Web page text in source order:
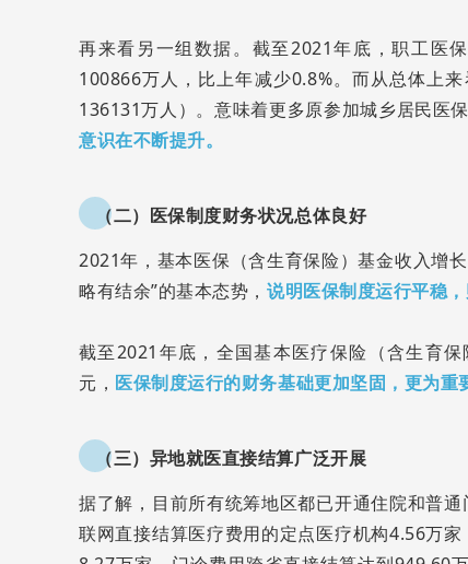
再来看另一组数据。截至2021年底，职工医
100866万人，比上年减少0.8%。而从总体上
136131万人）。意味着更多原参加城乡居民医
意识在不断提升。
（二）医保制度财务状况总体良好
2021年，基本医保（含生育保险）基金收入增
略有结余”的基本态势， 说明医保制度运行平稳
截至2021年底，全国基本医疗保险（含生育
元， 医保制度运行的财务基础更加坚固，更为重
（三）异地就医直接结算广泛开展
据了解，目前所有统筹地区都已开通住院和普
联网直接结算医疗费用的定点医疗机构4.56万